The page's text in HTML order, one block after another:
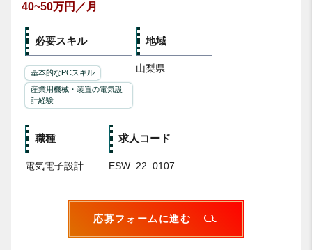
40~50万円／月
必要スキル
基本的なPCスキル
産業用機械・装置の電気設
計経験
地域
山梨県
職種
電気電子設計
求人コード
ESW_22_0107
応募フォームに進む